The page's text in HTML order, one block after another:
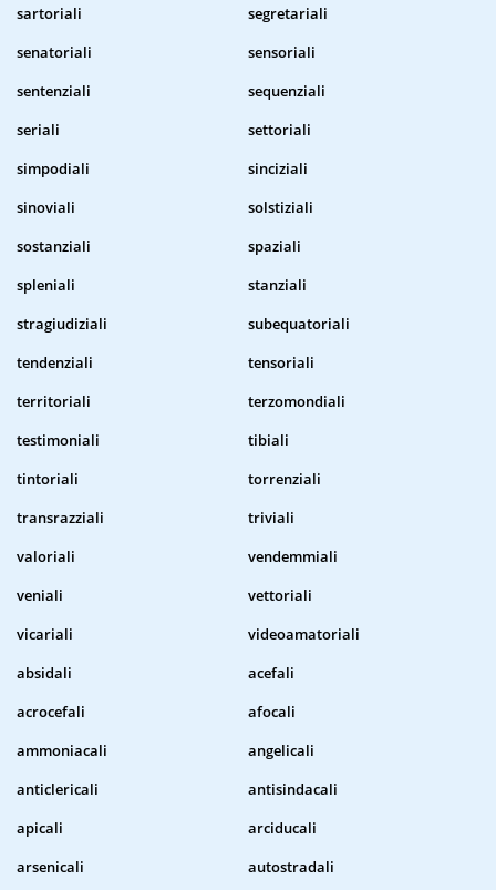
sartoriali
segretariali
senatoriali
sensoriali
sentenziali
sequenziali
seriali
settoriali
simpodiali
sinciziali
sinoviali
solstiziali
sostanziali
spaziali
spleniali
stanziali
stragiudiziali
subequatoriali
tendenziali
tensoriali
territoriali
terzomondiali
testimoniali
tibiali
tintoriali
torrenziali
transrazziali
triviali
valoriali
vendemmiali
veniali
vettoriali
vicariali
videoamatoriali
absidali
acefali
acrocefali
afocali
ammoniacali
angelicali
anticlericali
antisindacali
apicali
arciducali
arsenicali
autostradali